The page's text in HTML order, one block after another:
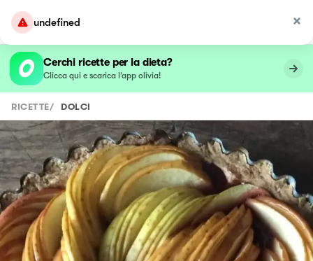
undefined
Cerchi ricette per la dieta?
Clicca qui e scarica l’app olivia!
RICETTE/ DOLCI